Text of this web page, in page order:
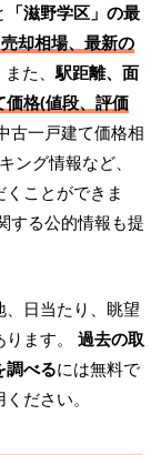
「滋野学区」の最
却相場、最新の
また、駅距離、面
価格(値段、評価
古一戸建て価格相
ング情報など、
ことができま
する公的情報も提
日当たり、眺望
ます。 過去の取
調べるには無料で
ださい。